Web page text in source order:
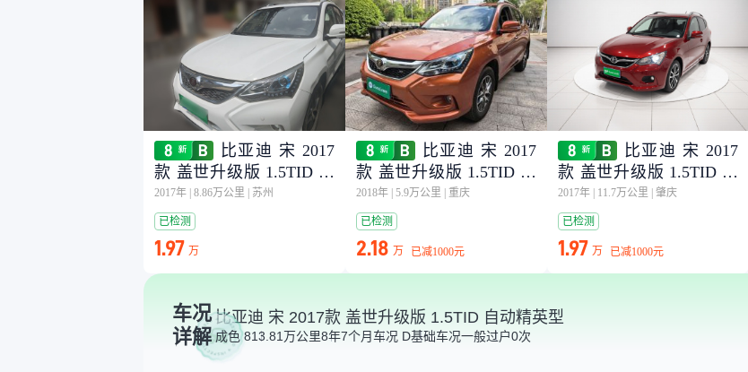
比亚迪 宋 2017
款 盖世升级版 1.5TID 自
动精英型
2017年 8.86万公里 苏州
已检测
1.97 万
比亚迪 宋 2017
款 盖世升级版 1.5TID 自
动精英型
2018年 5.9万公里 重庆
已检测
2.18 万 已减1000元
比亚迪 宋 2017
款 盖世升级版 1.5TID 自
动精英型
2017年 11.7万公里 肇庆
已检测
1.97 万 已减1000元
车况
详解
比亚迪 宋 2017款 盖世升级版 1.5TID 自动精英型
成色 813.81万公里8年7个月车况 D基础车况一般过户0次